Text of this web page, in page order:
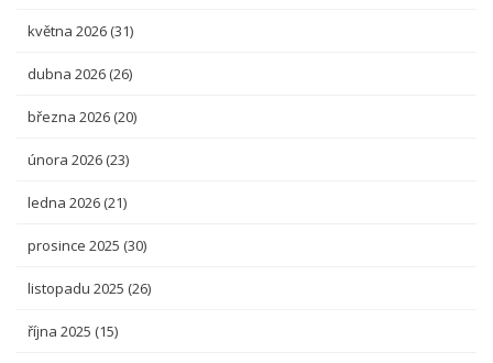
května 2026 (31)
dubna 2026 (26)
března 2026 (20)
února 2026 (23)
ledna 2026 (21)
prosince 2025 (30)
listopadu 2025 (26)
října 2025 (15)